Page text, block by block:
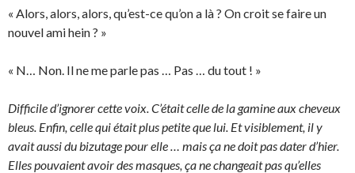
« Alors, alors, alors, qu’est-ce qu’on a là ? On croit se faire un
nouvel ami hein ? »
« N… Non. Il ne me parle pas … Pas … du tout ! »
Difficile d’ignorer cette voix. C’était celle de la gamine aux cheveux
bleus. Enfin, celle qui était plus petite que lui. Et visiblement, il y
avait aussi du bizutage pour elle … mais ça ne doit pas dater d’hier.
Elles pouvaient avoir des masques, ça ne changeait pas qu’elles